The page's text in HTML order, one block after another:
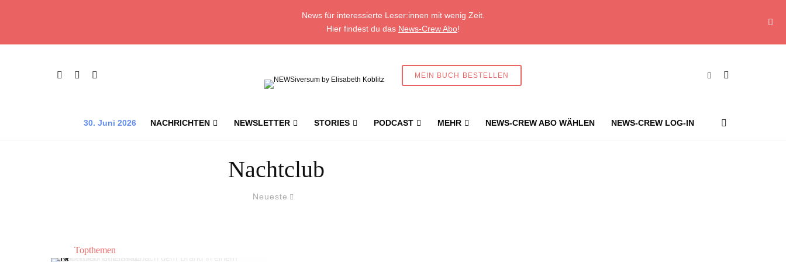
News für interessierte Leser:innen mit wenig Zeit.
Hier findest du das News-Crew Abo!
MEIN BUCH BESTELLEN
30. Juni 2026 NACHRICHTEN NEWSLETTER STORIES PODCAST MEHR NEWS-CREW ABO WÄHLEN NEWS-CREW LOG-IN
Nachtclub
Neueste
Topthemen